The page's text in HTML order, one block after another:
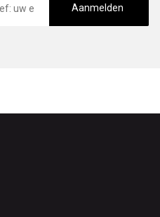
Aanmelden